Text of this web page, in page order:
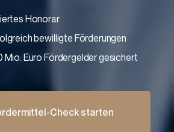
Honorar
bewilligte Förderungen
Mio. Euro Fördergelder gesichert
Check starten